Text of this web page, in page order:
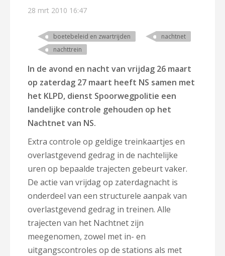
28 mrt 2010 16:47
boetebeleid en zwartrijden
nachtnet
nachttrein
In de avond en nacht van vrijdag 26 maart
op zaterdag 27 maart heeft NS samen met
het KLPD, dienst Spoorwegpolitie een
landelijke controle gehouden op het
Nachtnet van NS.
Extra controle op geldige treinkaartjes en
overlastgevend gedrag in de nachtelijke
uren op bepaalde trajecten gebeurt vaker.
De actie van vrijdag op zaterdagnacht is
onderdeel van een structurele aanpak van
overlastgevend gedrag in treinen. Alle
trajecten van het Nachtnet zijn
meegenomen, zowel met in- en
uitgangscontroles op de stations als met